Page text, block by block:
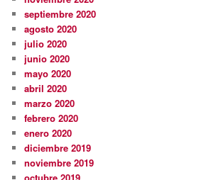
septiembre 2020
agosto 2020
julio 2020
junio 2020
mayo 2020
abril 2020
marzo 2020
febrero 2020
enero 2020
diciembre 2019
noviembre 2019